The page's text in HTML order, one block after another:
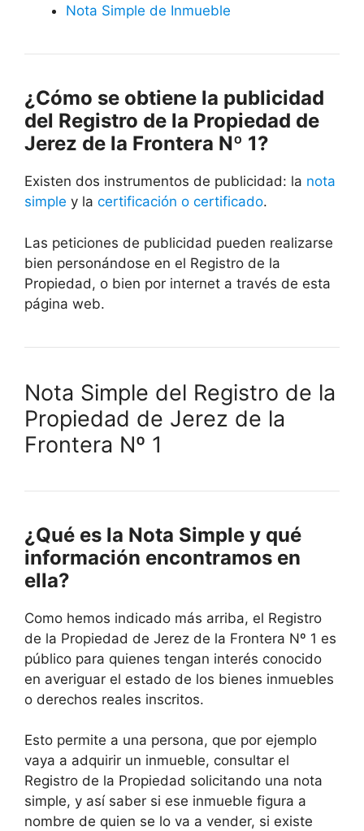
Nota Simple de Inmueble
¿Cómo se obtiene la publicidad
del Registro de la Propiedad de
Jerez de la Frontera Nº 1?
Existen dos instrumentos de publicidad: la nota
simple y la certificación o certificado.
Las peticiones de publicidad pueden realizarse
bien personándose en el Registro de la
Propiedad, o bien por internet a través de esta
página web.
Nota Simple del Registro de la
Propiedad de Jerez de la
Frontera Nº 1
¿Qué es la Nota Simple y qué
información encontramos en
ella?
Como hemos indicado más arriba, el Registro
de la Propiedad de Jerez de la Frontera Nº 1 es
público para quienes tengan interés conocido
en averiguar el estado de los bienes inmuebles
o derechos reales inscritos.
Esto permite a una persona, que por ejemplo
vaya a adquirir un inmueble, consultar el
Registro de la Propiedad solicitando una nota
simple, y así saber si ese inmueble figura a
nombre de quien se lo va a vender, si existe